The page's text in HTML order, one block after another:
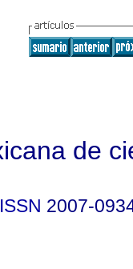
de
ISSN 2007-